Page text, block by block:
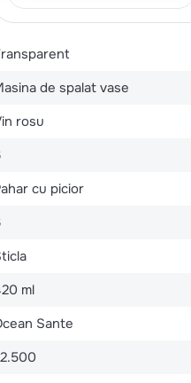
de spalat vase
rosu
cu picior
ml
Sante